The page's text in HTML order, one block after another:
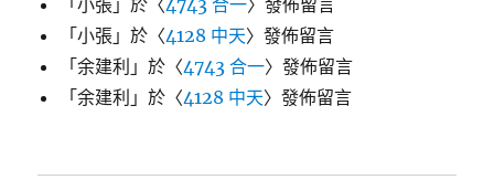
「小張 」於〈4743 合一〉發佈留言
「小張 」於〈4128 中天〉發佈留言
「余建利 」於〈4743 合一〉發佈留言
「余建利 」於〈4128 中天〉發佈留言